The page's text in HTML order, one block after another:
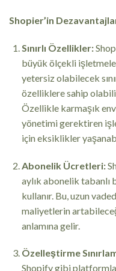
Shopier’in
Sınırlı Özellikler:
büyük ölçekli
yetersiz olabilecek
özelliklere sahip
Özellikle karmaşık
yönetimi gerektiren
için eksiklikler
Abonelik Ücretleri:
aylık abonelik tabanlı
kullanır. Bu, uzun
maliyetlerin
anlamına gelir.
Özelleştirme
Shopify gibi